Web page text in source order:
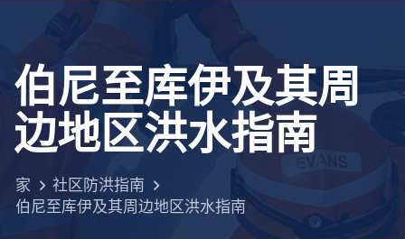
伯尼至库伊及其周
边地区洪水指南
家
社区防洪指南
伯尼至库伊及其周边地区洪水指南